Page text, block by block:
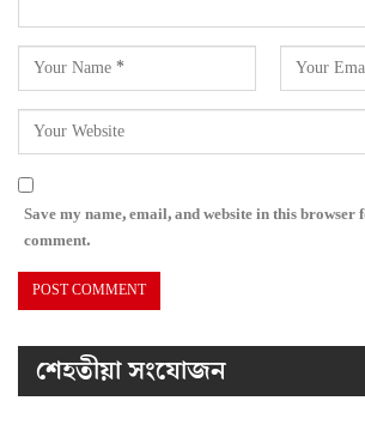
Save my name, email, and website in this browser
comment.
শেহতীয়া সংযোজন